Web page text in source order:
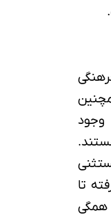
وجود
تا
همگی